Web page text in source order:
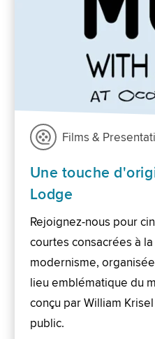
Films &
Une touche
Lodge
Rejoignez-nous pour
courtes consacrées à
modernisme,
lieu emblématique du
conçu par William
public.